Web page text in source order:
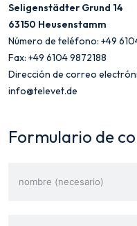
Seligenstädter Grund 14
63150 Heusenstamm
Número de teléfono: +49
Fax: +49 6104 9872188
Dirección de correo
info@televet.de
Formulario de